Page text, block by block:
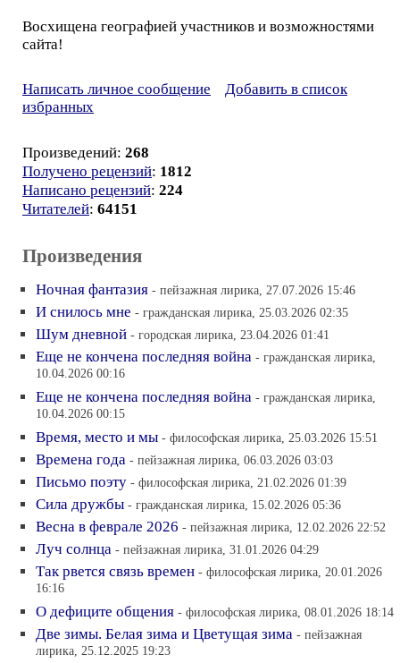
Восхищена географией участников и возможностями
сайта!
Написать личное сообщение
Добавить в список
избранных
Произведений: 268
Получено рецензий: 1812
Написано рецензий: 224
Читателей: 64151
Произведения
Ночная фантазия - пейзажная лирика, 27.07.2026 15:46
И снилось мне - гражданская лирика, 25.03.2026 02:35
Шум дневной - городская лирика, 23.04.2026 01:41
Еще не кончена последняя война - гражданская лирика,
10.04.2026 00:16
Еще не кончена последняя война - гражданская лирика,
10.04.2026 00:15
Время, место и мы - философская лирика, 25.03.2026 15:51
Времена года - пейзажная лирика, 06.03.2026 03:03
Письмо поэту - философская лирика, 21.02.2026 01:39
Сила дружбы - гражданская лирика, 15.02.2026 05:36
Весна в феврале 2026 - пейзажная лирика, 12.02.2026 22:52
Луч солнца - пейзажная лирика, 31.01.2026 04:29
Так рвется связь времен - философская лирика, 20.01.2026
16:16
О дефиците общения - философская лирика, 08.01.2026 18:14
Две зимы. Белая зима и Цветущая зима - пейзажная
лирика, 25.12.2025 19:23